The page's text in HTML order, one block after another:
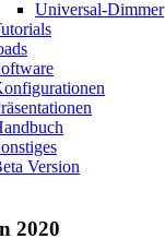
Universal-Dimmer
Version
2020